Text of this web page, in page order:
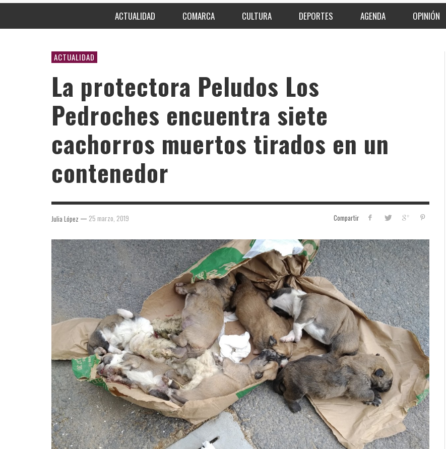
ACTUALIDAD COMARCA CULTURA DEPORTES AGENDA OPINIÓN
ACTUALIDAD
La protectora Peludos Los
Pedroches encuentra siete
cachorros muertos tirados en un
contenedor
Compartir
Julia López — 25 marzo, 2019